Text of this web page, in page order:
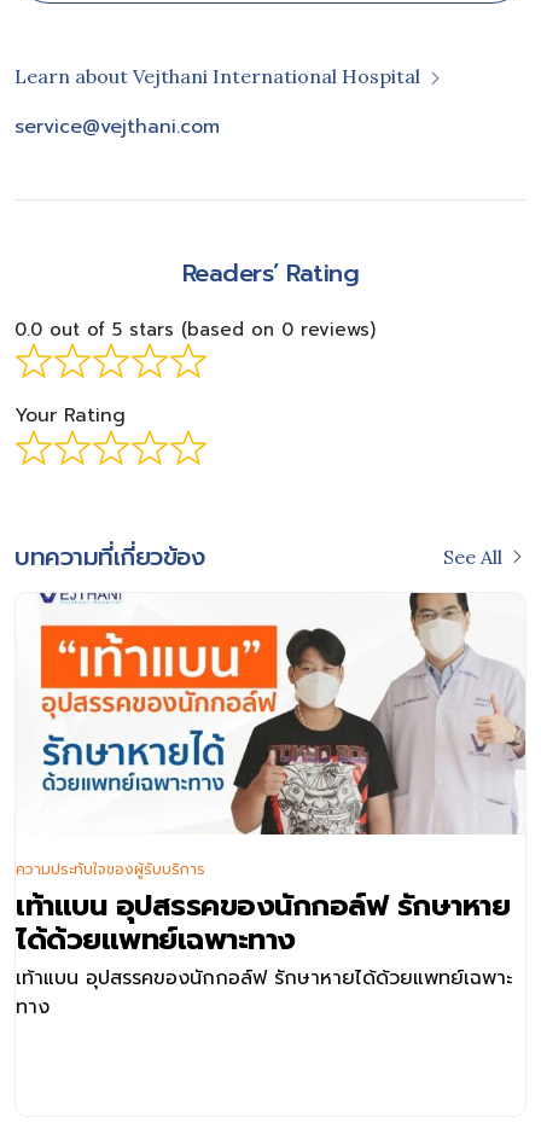
Learn about Vejthani International Hospital
service@vejthani.com
Readers’ Rating
0.0 out of 5 stars (based on 0 reviews)
Your Rating
บทความที่เกี่ยวข้อง See All
เท้าแบน อุปสรรคของนักกอล์ฟ รักษาหาย
ได้ด้วยแพทย์เฉพาะทาง
เท้าแบน อุปสรรคของนักกอล์ฟ รักษาหายได้ด้วยแพทย์เฉพาะ
ทาง
ความประทับใจของผู้รับบริการ